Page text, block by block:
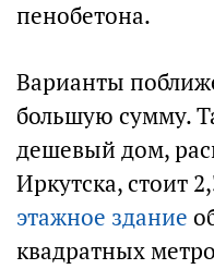
пенобетона.
Варианты
большую сумму.
дешевый дом,
Иркутска, стоит
этажное здание
квадратных